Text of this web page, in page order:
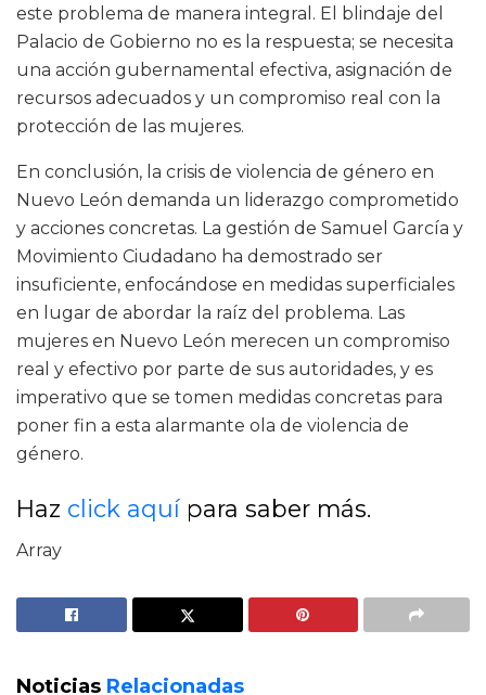
este problema de manera integral. El blindaje del
Palacio de Gobierno no es la respuesta; se necesita
una acción gubernamental efectiva, asignación de
recursos adecuados y un compromiso real con la
protección de las mujeres.
En conclusión, la crisis de violencia de género en
Nuevo León demanda un liderazgo comprometido
y acciones concretas. La gestión de Samuel García y
Movimiento Ciudadano ha demostrado ser
insuficiente, enfocándose en medidas superficiales
en lugar de abordar la raíz del problema. Las
mujeres en Nuevo León merecen un compromiso
real y efectivo por parte de sus autoridades, y es
imperativo que se tomen medidas concretas para
poner fin a esta alarmante ola de violencia de
género.
Haz click aquí para saber más.
Array
Noticias Relacionadas